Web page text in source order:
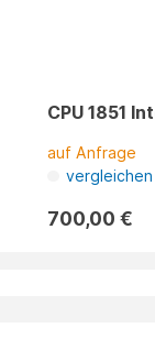
CPU 1851
auf Anfrage
vergleichen
700,00 €